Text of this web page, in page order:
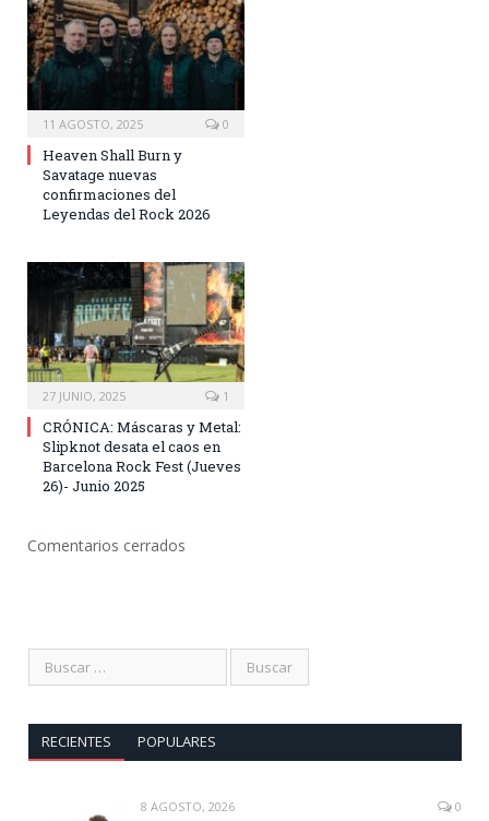
11 AGOSTO, 2025 0
Heaven Shall Burn y
Savatage nuevas
confirmaciones del
Leyendas del Rock 2026
27 JUNIO, 2025 1
CRÓNICA: Máscaras y Metal:
Slipknot desata el caos en
Barcelona Rock Fest (Jueves
26)- Junio 2025
Comentarios cerrados
RECIENTES POPULARES
8 AGOSTO, 2026 0